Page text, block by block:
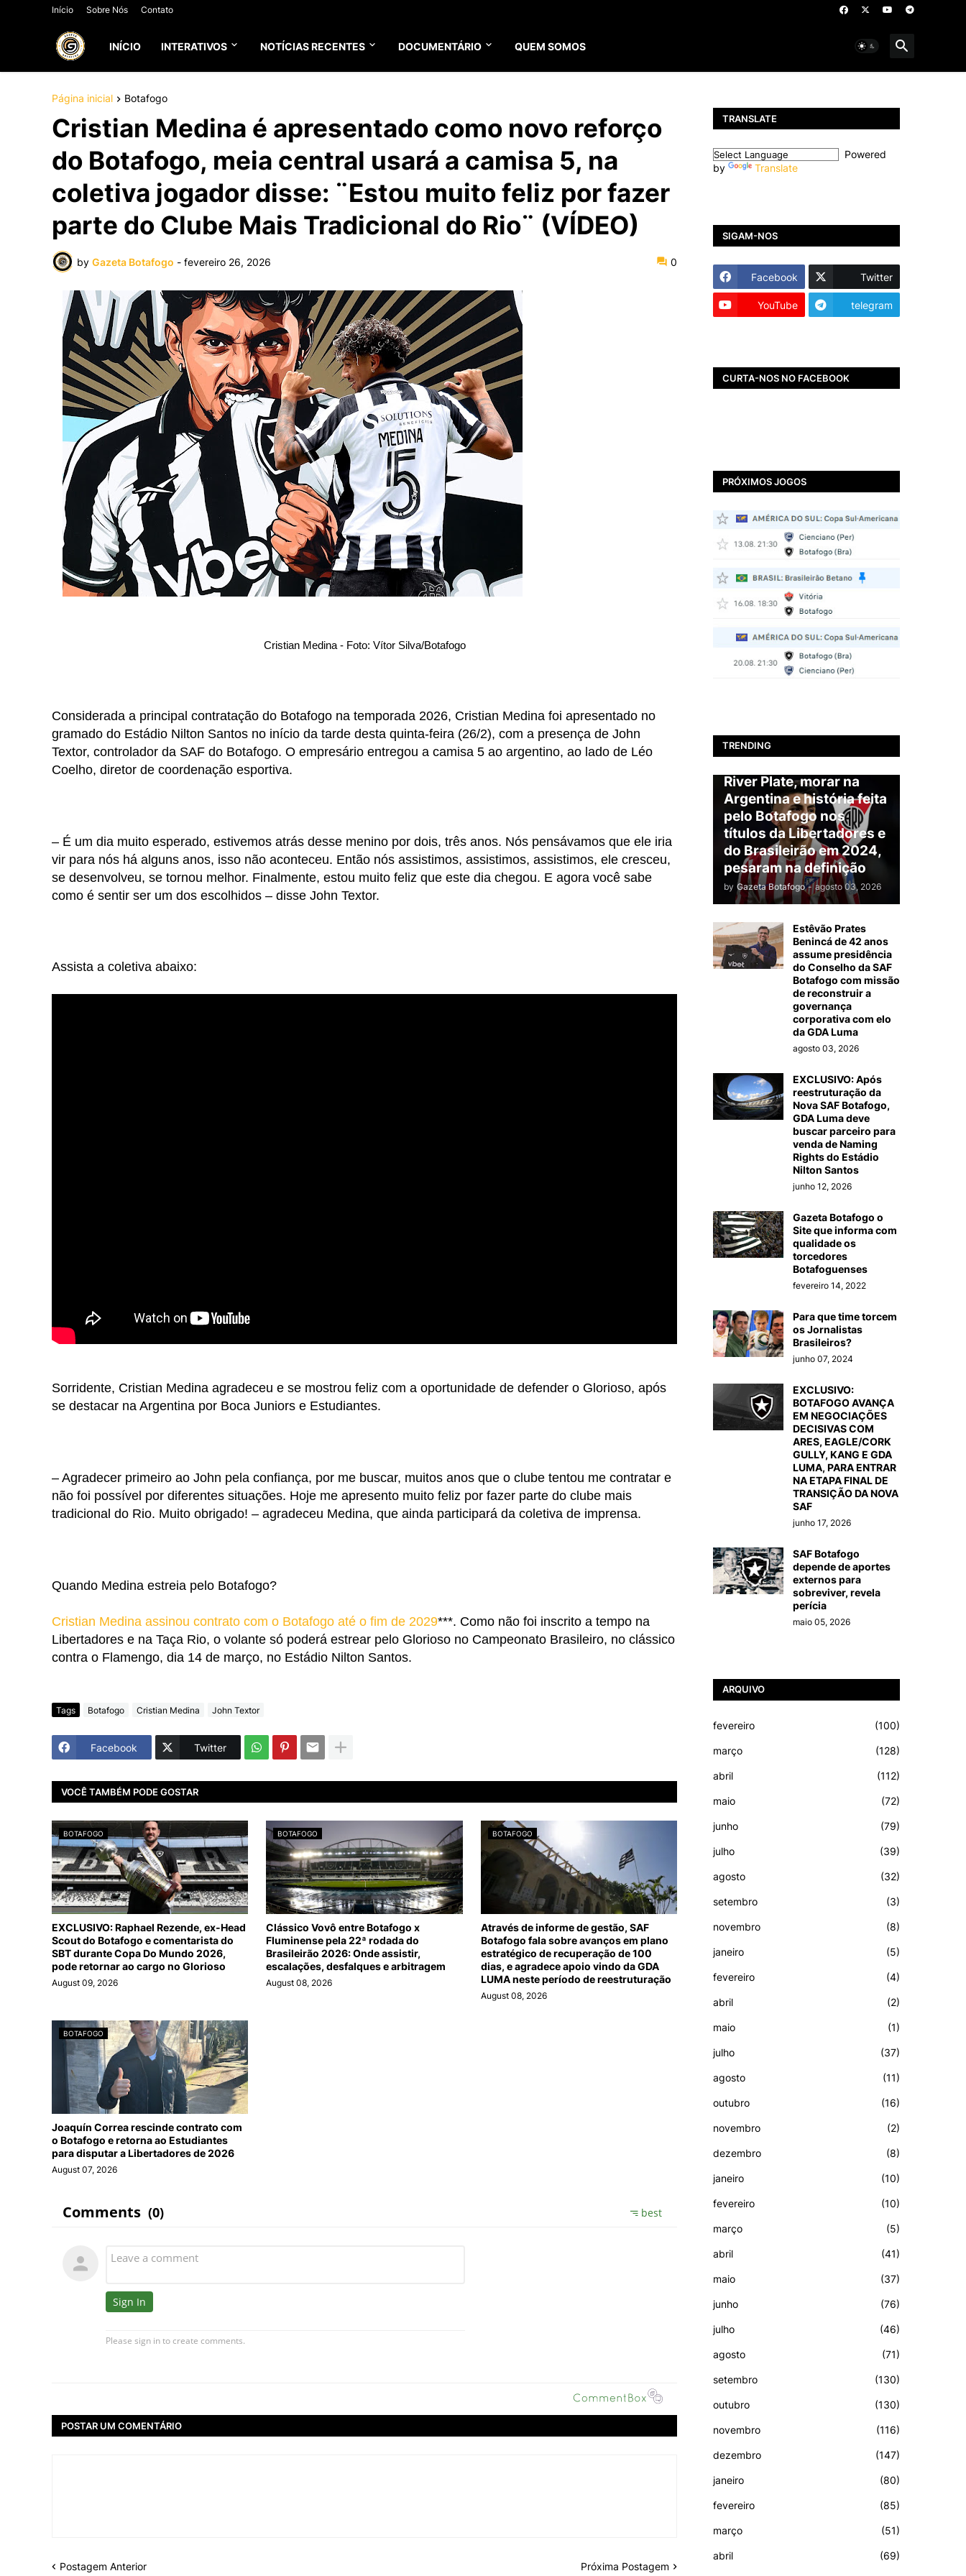
Início Sobre Nós Contato
INÍCIO INTERATIVOS NOTÍCIAS RECENTES DOCUMENTÁRIO QUEM SOMOS
Página inicial Botafogo
Cristian Medina é apresentado como novo reforço
do Botafogo, meia central usará a camisa 5, na
coletiva jogador disse: ¨Estou muito feliz por fazer
parte do Clube Mais Tradicional do Rio¨ (VÍDEO)
by Gazeta Botafogo - fevereiro 26, 2026 0
Cristian Medina - Foto: Vítor Silva/Botafogo
Considerada a principal contratação do Botafogo na temporada 2026, Cristian Medina foi apresentado no
gramado do Estádio Nilton Santos no início da tarde desta quinta-feira (26/2), com a presença de John
Textor, controlador da SAF do Botafogo. O empresário entregou a camisa 5 ao argentino, ao lado de Léo
Coelho, diretor de coordenação esportiva.
– É um dia muito esperado, estivemos atrás desse menino por dois, três anos. Nós pensávamos que ele iria
vir para nós há alguns anos, isso não aconteceu. Então nós assistimos, assistimos, assistimos, ele cresceu,
se desenvolveu, se tornou melhor. Finalmente, estou muito feliz que este dia chegou. E agora você sabe
como é sentir ser um dos escolhidos – disse John Textor.
Assista a coletiva abaixo:
Sorridente, Cristian Medina agradeceu e se mostrou feliz com a oportunidade de defender o Glorioso, após
se destacar na Argentina por Boca Juniors e Estudiantes.
– Agradecer primeiro ao John pela confiança, por me buscar, muitos anos que o clube tentou me contratar e
não foi possível por diferentes situações. Hoje me apresento muito feliz por fazer parte do clube mais
tradicional do Rio. Muito obrigado! – agradeceu Medina, que ainda participará da coletiva de imprensa.
Quando Medina estreia pelo Botafogo?
Cristian Medina assinou contrato com o Botafogo até o fim de 2029***. Como não foi inscrito a tempo na
Libertadores e na Taça Rio, o volante só poderá estrear pelo Glorioso no Campeonato Brasileiro, no clássico
contra o Flamengo, dia 14 de março, no Estádio Nilton Santos.
Tags Botafogo Cristian Medina John Textor
Facebook Twitter
VOCÊ TAMBÉM PODE GOSTAR
BOTAFOGO
EXCLUSIVO: Raphael Rezende, ex-Head
Scout do Botafogo e comentarista do
SBT durante Copa Do Mundo 2026,
pode retornar ao cargo no Glorioso
August 09, 2026
BOTAFOGO
Clássico Vovô entre Botafogo x
Fluminense pela 22ª rodada do
Brasileirão 2026: Onde assistir,
escalações, desfalques e arbitragem
August 08, 2026
BOTAFOGO
Através de informe de gestão, SAF
Botafogo fala sobre avanços em plano
estratégico de recuperação de 100
dias, e agradece apoio vindo da GDA
LUMA neste período de reestruturação
August 08, 2026
BOTAFOGO
Joaquín Correa rescinde contrato com
o Botafogo e retorna ao Estudiantes
para disputar a Libertadores de 2026
August 07, 2026
POSTAR UM COMENTÁRIO
Postagem Anterior Próxima Postagem
TRANSLATE
Powered
by
Translate
SIGAM-NOS
Facebook Twitter
YouTube telegram
CURTA-NOS NO FACEBOOK
PRÓXIMOS JOGOS
TRENDING
Nada! Thiago Ezequiel
River Plate, morar na
Argentina e história feita
pelo Botafogo nos
títulos da Libertadores e
do Brasileirão em 2024,
pesaram na definição
by Gazeta Botafogo - agosto 03, 2026
Estêvão Prates
Benincá de 42 anos
assume presidência
do Conselho da SAF
Botafogo com missão
de reconstruir a
governança
corporativa com elo
da GDA Luma
agosto 03, 2026
EXCLUSIVO: Após
reestruturação da
Nova SAF Botafogo,
GDA Luma deve
buscar parceiro para
venda de Naming
Rights do Estádio
Nilton Santos
junho 12, 2026
Gazeta Botafogo o
Site que informa com
qualidade os
torcedores
Botafoguenses
fevereiro 14, 2022
Para que time torcem
os Jornalistas
Brasileiros?
junho 07, 2024
EXCLUSIVO:
BOTAFOGO AVANÇA
EM NEGOCIAÇÕES
DECISIVAS COM
ARES, EAGLE/CORK
GULLY, KANG E GDA
LUMA, PARA ENTRAR
NA ETAPA FINAL DE
TRANSIÇÃO DA NOVA
SAF
junho 17, 2026
SAF Botafogo
depende de aportes
externos para
sobreviver, revela
perícia
maio 05, 2026
ARQUIVO
fevereiro (100)
março (128)
abril (112)
maio (72)
junho (79)
julho (39)
agosto (32)
setembro (3)
novembro (8)
janeiro (5)
fevereiro (4)
abril (2)
maio (1)
julho (37)
agosto (11)
outubro (16)
novembro (2)
dezembro (8)
janeiro (10)
fevereiro (10)
março (5)
abril (41)
maio (37)
junho (76)
julho (46)
agosto (71)
setembro (130)
outubro (130)
novembro (116)
dezembro (147)
janeiro (80)
fevereiro (85)
março (51)
abril (69)